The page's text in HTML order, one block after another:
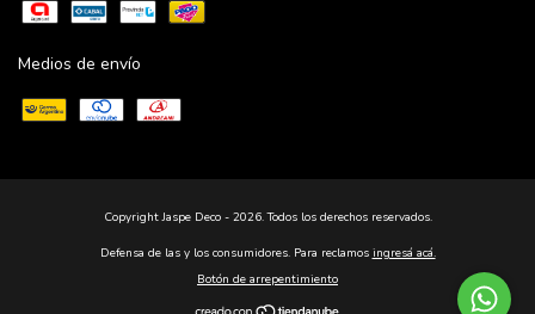
Medios de envío
Copyright Jaspe Deco - 2026. Todos los derechos reservados.
Defensa de las y los consumidores. Para reclamos ingresá acá.
Botón de arrepentimiento